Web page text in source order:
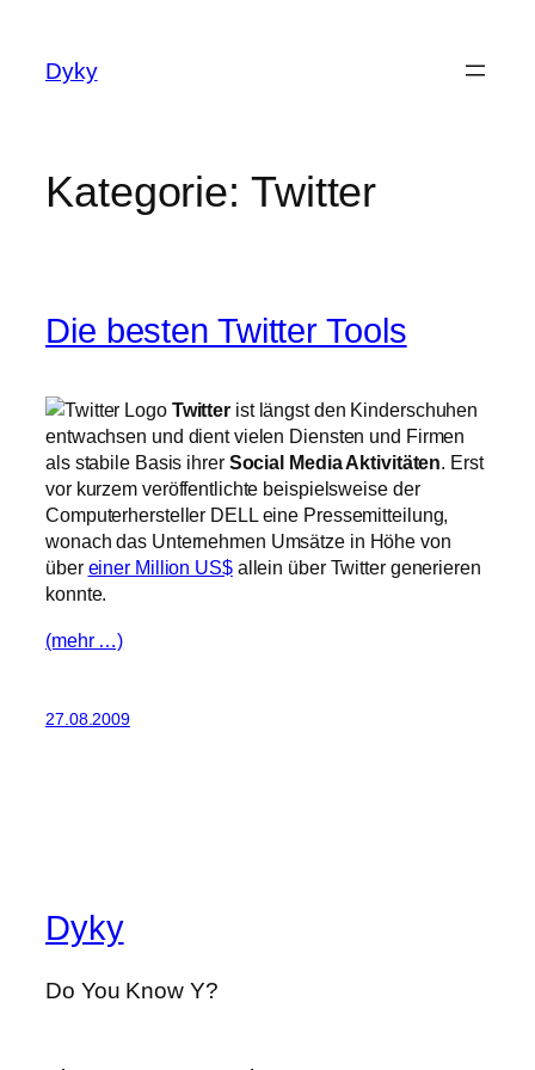
springen
Dyky
Kategorie: Twitter
Die besten Twitter Tools
Twitter ist längst den Kinderschuhen
entwachsen und dient vielen Diensten und Firmen
als stabile Basis ihrer Social Media Aktivitäten. Erst
vor kurzem veröffentlichte beispielsweise der
Computerhersteller DELL eine Pressemitteilung,
wonach das Unternehmen Umsätze in Höhe von
über einer Million US$allein über Twitter generieren
konnte.
(mehr …)
27.08.2009
Dyky
Do You Know Y?